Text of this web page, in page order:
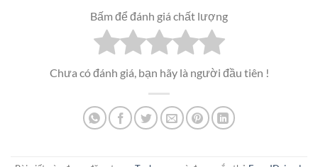
Bấm để đánh giá chất lượng
Chưa có đánh giá, bạn hãy là người đầu tiên !